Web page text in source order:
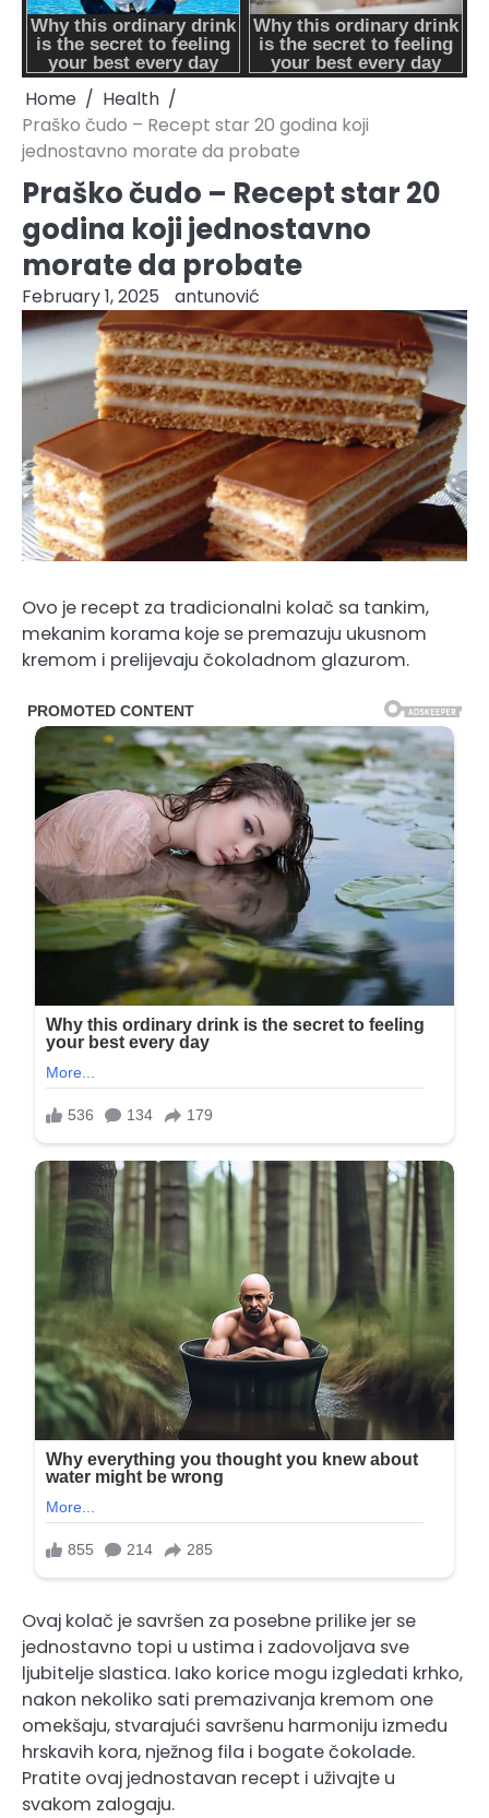
Home
Health
Praško čudo – Recept star 20 godina koji
jednostavno morate da probate
Praško čudo – Recept star 20
godina koji jednostavno
morate da probate
February 1, 2025 antunović
Ovo je recept za tradicionalni kolač sa tankim,
mekanim korama koje se premazuju ukusnom
kremom i prelijevaju čokoladnom glazurom.
Ovaj kolač je savršen za posebne prilike jer se
jednostavno topi u ustima i zadovoljava sve
ljubitelje slastica. Iako korice mogu izgledati krhko,
nakon nekoliko sati premazivanja kremom one
omekšaju, stvarajući savršenu harmoniju između
hrskavih kora, nježnog fila i bogate čokolade.
Pratite ovaj jednostavan recept i uživajte u
svakom zalogaju.